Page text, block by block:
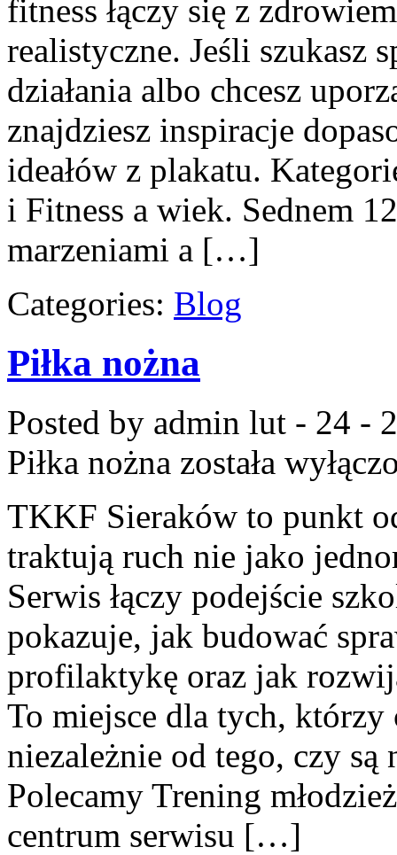
fitness łączy się z
realistyczne. Jeśli szukasz
działania albo chcesz
znajdziesz inspiracje
ideałów z plakatu.
i Fitness a wiek. Sednem
marzeniami a […]
Categories: Blog
Piłka nożna
Posted by admin lut - 24 -
Piłka nożna została
TKKF Sieraków to punkt
traktują ruch nie jako
Serwis łączy podejście
pokazuje, jak budować
profilaktykę oraz jak
To miejsce dla tych, którzy
niezależnie od tego, czy
Polecamy Trening
centrum serwisu […]